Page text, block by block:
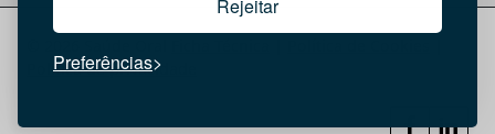
Rejeitar
Preferências
Política de privacidade